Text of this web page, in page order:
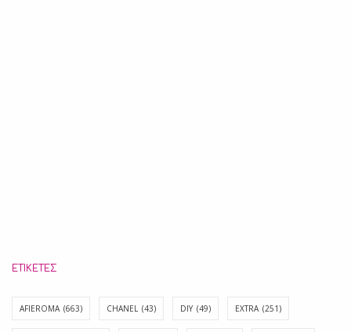
ΕΤΙΚΈΤΕΣ
AFIEROMA (663) CHANEL (43) DIY (49) EXTRA (251)